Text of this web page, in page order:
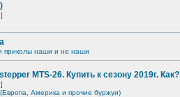
]
приколы наши и не наши
MTS-26. Купить к сезону 2019г. Как?
]
Америка и прочие буржуи)